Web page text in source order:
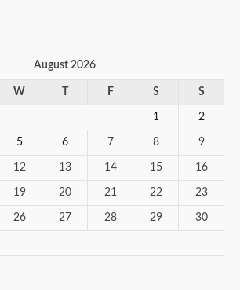
August 2026
W F S S
1 2
5 6 7 8 9
12 13 14 15 16
19 20 21 22 23
26 27 28 29 30